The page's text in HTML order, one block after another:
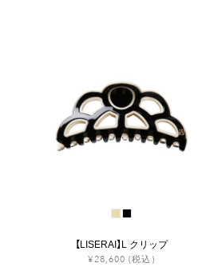
【LISERAI】L クリップ
¥28,600 (税込)